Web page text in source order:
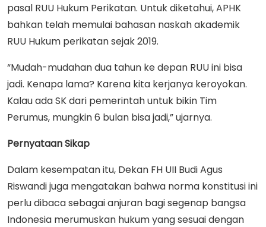
pasal RUU Hukum Perikatan. Untuk diketahui, APHK
bahkan telah memulai bahasan naskah akademik
RUU Hukum perikatan sejak 2019.
“Mudah-mudahan dua tahun ke depan RUU ini bisa
jadi. Kenapa lama? Karena kita kerjanya keroyokan.
Kalau ada SK dari pemerintah untuk bikin Tim
Perumus, mungkin 6 bulan bisa jadi,” ujarnya.
Pernyataan Sikap
Dalam kesempatan itu, Dekan FH UII Budi Agus
Riswandi juga mengatakan bahwa norma konstitusi ini
perlu dibaca sebagai anjuran bagi segenap bangsa
Indonesia merumuskan hukum yang sesuai dengan